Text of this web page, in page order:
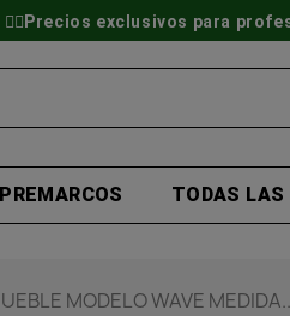
👷‍♂️Precios exclusivos para
PREMARCOS TODAS LAS
MODELO WAVE